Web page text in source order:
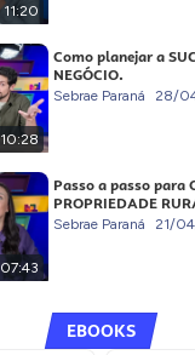
11:20
10:28
Como planejar a
NEGÓCIO.
Sebrae Paraná 28/
07:43
Passo a passo para
PROPRIEDADE
Sebrae Paraná 21/
EBOOKS